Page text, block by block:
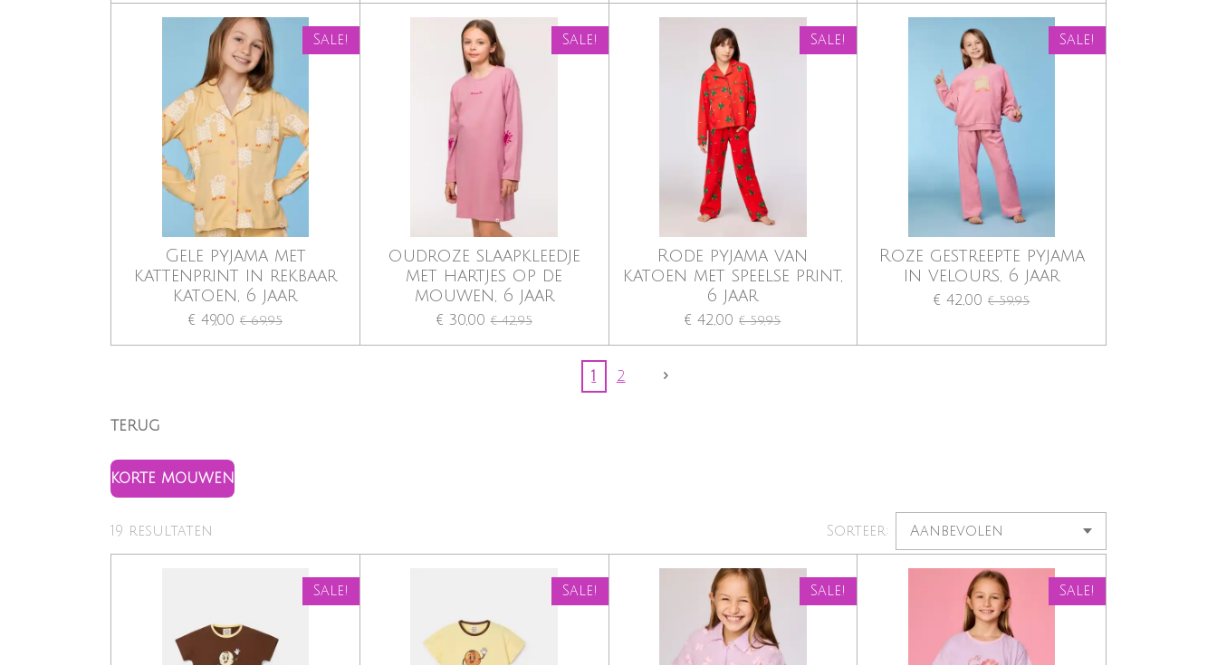
Sale!
Gele pyjama met
kattenprint in rekbaar
katoen, 6 jaar
€ 49,00 € 69,95
Sale!
oudroze slaapkleedje
met hartjes op de
mouwen, 6 jaar
€ 30,00 € 42,95
Sale!
Rode pyjama van
katoen met speelse print,
6 jaar
€ 42,00 € 59,95
Sale!
Roze gestreepte pyjama
in velours, 6 jaar
€ 42,00 € 59,95
1 2
TERUG
KORTE MOUWEN
19 resultaten Sorteer:
Sale! Sale! Sale! Sale!